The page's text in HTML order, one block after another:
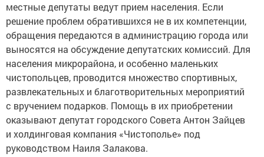
местные депутаты ведут прием населения. Если
решение проблем обратившихся не в их компетенции,
обращения передаются в администрацию города или
выносятся на обсуждение депутатских комиссий. Для
населения микрорайона, и особенно маленьких
чистопольцев, проводится множество спортивных,
развлекательных и благотворительных мероприятий
с вручением подарков. Помощь в их приобретении
оказывают депутат городского Совета Антон Зайцев
и холдинговая компания «Чистополье» под
руководством Наиля Залакова.